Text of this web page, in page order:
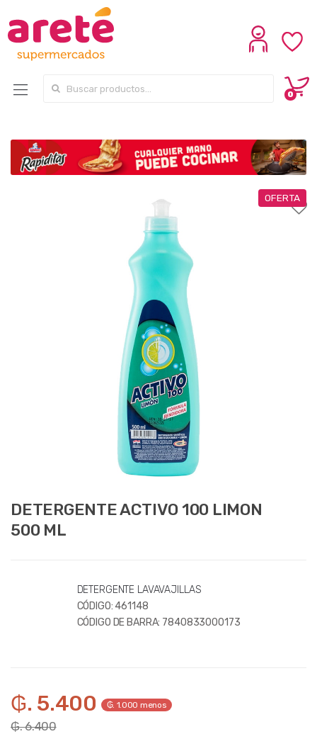
Search for:
0
OFERTA
DETERGENTE ACTIVO 100 LIMON
500 ML
DETERGENTE LAVAVAJILLAS
CÓDIGO: 461148
CÓDIGO DE BARRA: 7840833000173
₲. 5.400 ₲. 1.000 menos
₲. 6.400